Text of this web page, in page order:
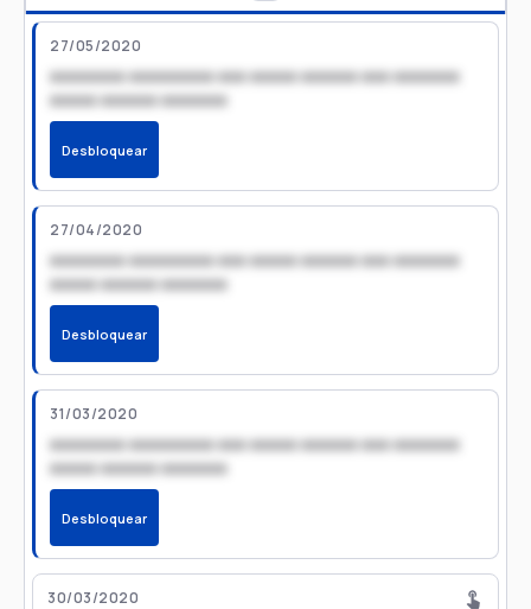
27/05/2020
xxxxxxxx xxxxxxxxx xxx xxxxx xxxxxx xxx xxxxxxx
xxxxx xxxxxx xxxxxxx
Desbloquear
27/04/2020
xxxxxxxx xxxxxxxxx xxx xxxxx xxxxxx xxx xxxxxxx
xxxxx xxxxxx xxxxxxx
Desbloquear
31/03/2020
xxxxxxxx xxxxxxxxx xxx xxxxx xxxxxx xxx xxxxxxx
xxxxx xxxxxx xxxxxxx
Desbloquear
30/03/2020